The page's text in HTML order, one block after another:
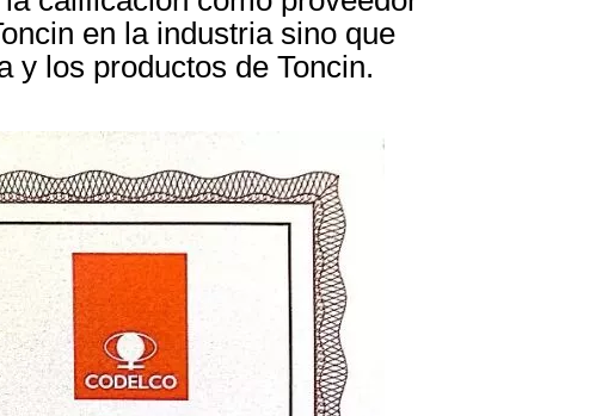
en la industria sino que
y los productos de Toncin.